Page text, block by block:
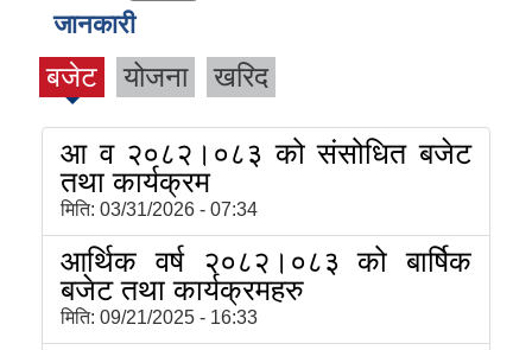
जानकारी
बजेट योजना खरिद
आ व २०८२।०८३ को संसोधित बजेट
तथा कार्यक्रम
मिति: 03/31/2026 - 07:34
आर्थिक वर्ष २०८२।०८३ को बार्षिक
बजेट तथा कार्यक्रमहरु
मिति: 09/21/2025 - 16:33